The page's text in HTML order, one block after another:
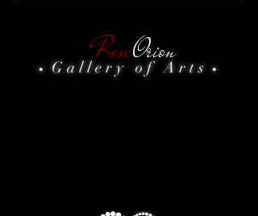
Orion
•G a l l e r y o f A r t s•
Rose